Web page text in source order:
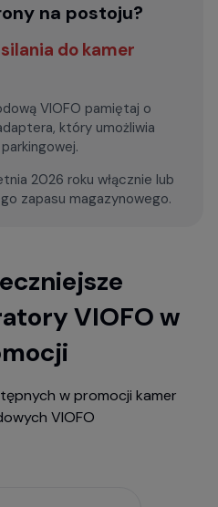
na postoju?
do kamer
VIOFO pamiętaj o
który umożliwia
2026 roku włącznie lub
zapasu magazynowego.
VIOFO w
w promocji kamer
VIOFO